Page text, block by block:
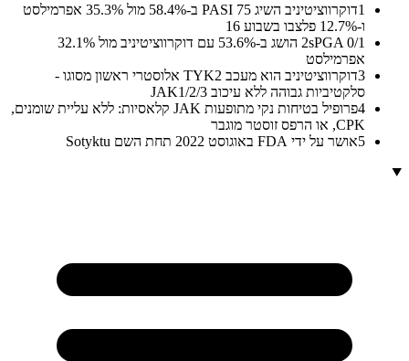
1
דוקרווציטיניב השיג PASI 75 ב-58.4% מול 35.3% אפרמילסט
ו-12.7% פלצבו בשבוע 16
2
sPGA 0/1 הושג ב-53.6% עם דוקרווציטיניב מול 32.1%
אפרמילסט
3
דוקרווציטיניב הוא מעכב TYK2 אלוסטרי ראשון מסוגו -
סלקטיביות גבוהה ללא עיכוב JAK1/2/3
4
פרופיל בטיחות נקי מתופעות JAK קלאסיות: ללא עליית שומנים,
CPK, או הרפס זוסטר מוגבר
5אושר על ידי FDA באוגוסט 2022 תחת השם Sotyktu